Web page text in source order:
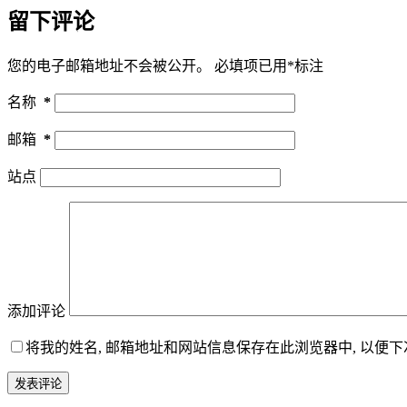
留下评论
您的电子邮箱地址不会被公开。 必填项已用 *标注
名称 *
邮箱 *
站点
添加评论
将我的姓名, 邮箱地址和网站信息保存在此浏览器中, 以便下
发表评论